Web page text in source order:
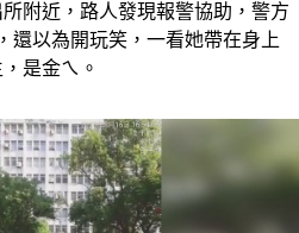
附近，路人發現報警協助，警方
還以為開玩笑，一看她帶在身上
是金ㄟ。